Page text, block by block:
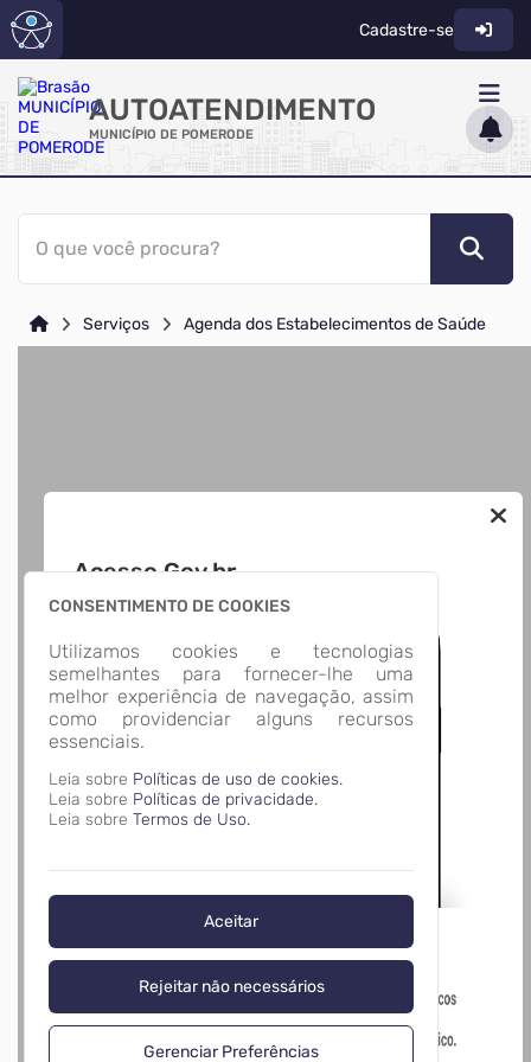
Cadastre-se
AUTOATENDIMENTO
MUNICÍPIO DE POMERODE
ACESSO RÁPIDO
Acessibilidade
Diário Oficial
O que você procura?
Serviços Agenda dos Estabelecimentos de Saúde
CONSENTIMENTO DE COOKIES
Utilizamos cookies e tecnologias
semelhantes para fornecer-lhe uma
melhor experiência de navegação, assim
como providenciar alguns recursos
essenciais.
Leia sobre Políticas de uso de cookies.
Leia sobre Políticas de privacidade.
Leia sobre Termos de Uso.
Aceitar
Rejeitar não necessários
Gerenciar Preferências
Acesso Gov.br